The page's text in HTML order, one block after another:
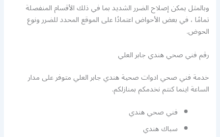
وبالمثل يمكن إصلاح الضرر الشديد بما في ذلك الأقسام المنفصلة
تمامًا ، في بعض الأحواض اعتمادًا على الموقع المحدد للضرر ونوع
الحوض.
رقم فني صحي هندي جابر العلي
خدمة فني صحي ادوات صحية هندي جابر العلي متوفر على مدار
الساعة اينما كنتم نخدمكم بمنازلكم.
فني صحي هندي
سباك هندي